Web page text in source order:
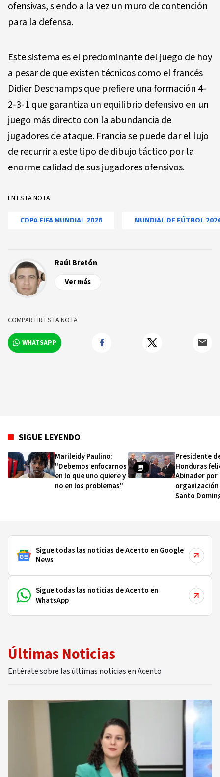
ofensivas, siendo a la vez un muro de contención
para la defensa.
Este sistema es el predominante del juego de hoy
a pesar de que existen técnicos como el francés
Didier Deschamps que prefiere una formación 4-
2-3-1 que garantiza un equilibrio defensivo en un
juego más directo con la abundancia de
jugadores de ataque. Francia se puede dar el lujo
de recurrir a este tipo de dibujo táctico por la
enorme calidad de sus jugadores ofensivos.
EN ESTA NOTA
COPA FIFA MUNDIAL 2026 MUNDIAL DE FÚTBOL
Raúl Bretón
Ver más
COMPARTIR ESTA NOTA
WHATSAPP
SIGUE LEYENDO
Marileidy Paulino:
"Debemos enfocarnos
en lo que uno quiere y
no en los problemas"
Presidente
Honduras
Abinader por
organización
Santo
Sigue todas las noticias de Acento en Google
News
Sigue todas las noticias de Acento en
WhatsApp